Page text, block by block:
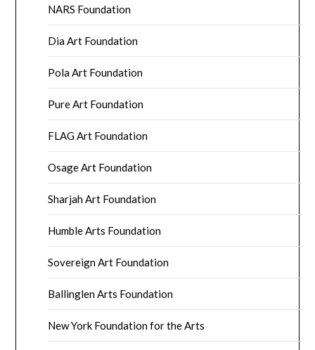
NARS Foundation
Dia Art Foundation
Pola Art Foundation
Pure Art Foundation
FLAG Art Foundation
Osage Art Foundation
Sharjah Art Foundation
Humble Arts Foundation
Sovereign Art Foundation
Ballinglen Arts Foundation
New York Foundation for the Arts